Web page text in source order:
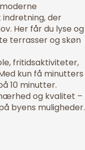
der
Her får du lyse og
terrasser og skøn
fritidsaktiviteter,
kun få minutters
10 minutter.
og kvalitet –
byens muligheder.